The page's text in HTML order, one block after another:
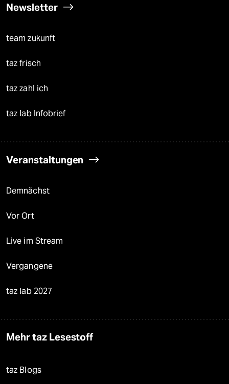
Newsletter
team zukunft
taz frisch
taz zahl ich
taz lab Infobrief
Veranstaltungen
Demnächst
Vor Ort
Live im Stream
Vergangene
taz lab 2027
Mehr taz Lesestoff
taz Blogs